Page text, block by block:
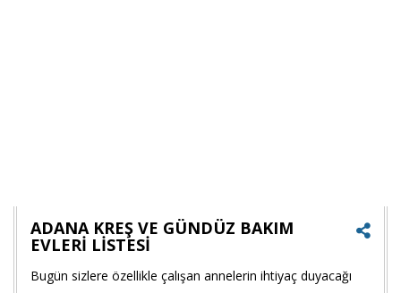
ADANA KREŞ VE GÜNDÜZ BAKIM
EVLERİ LİSTESİ
Bugün sizlere özellikle çalışan annelerin ihtiyaç duyacağı